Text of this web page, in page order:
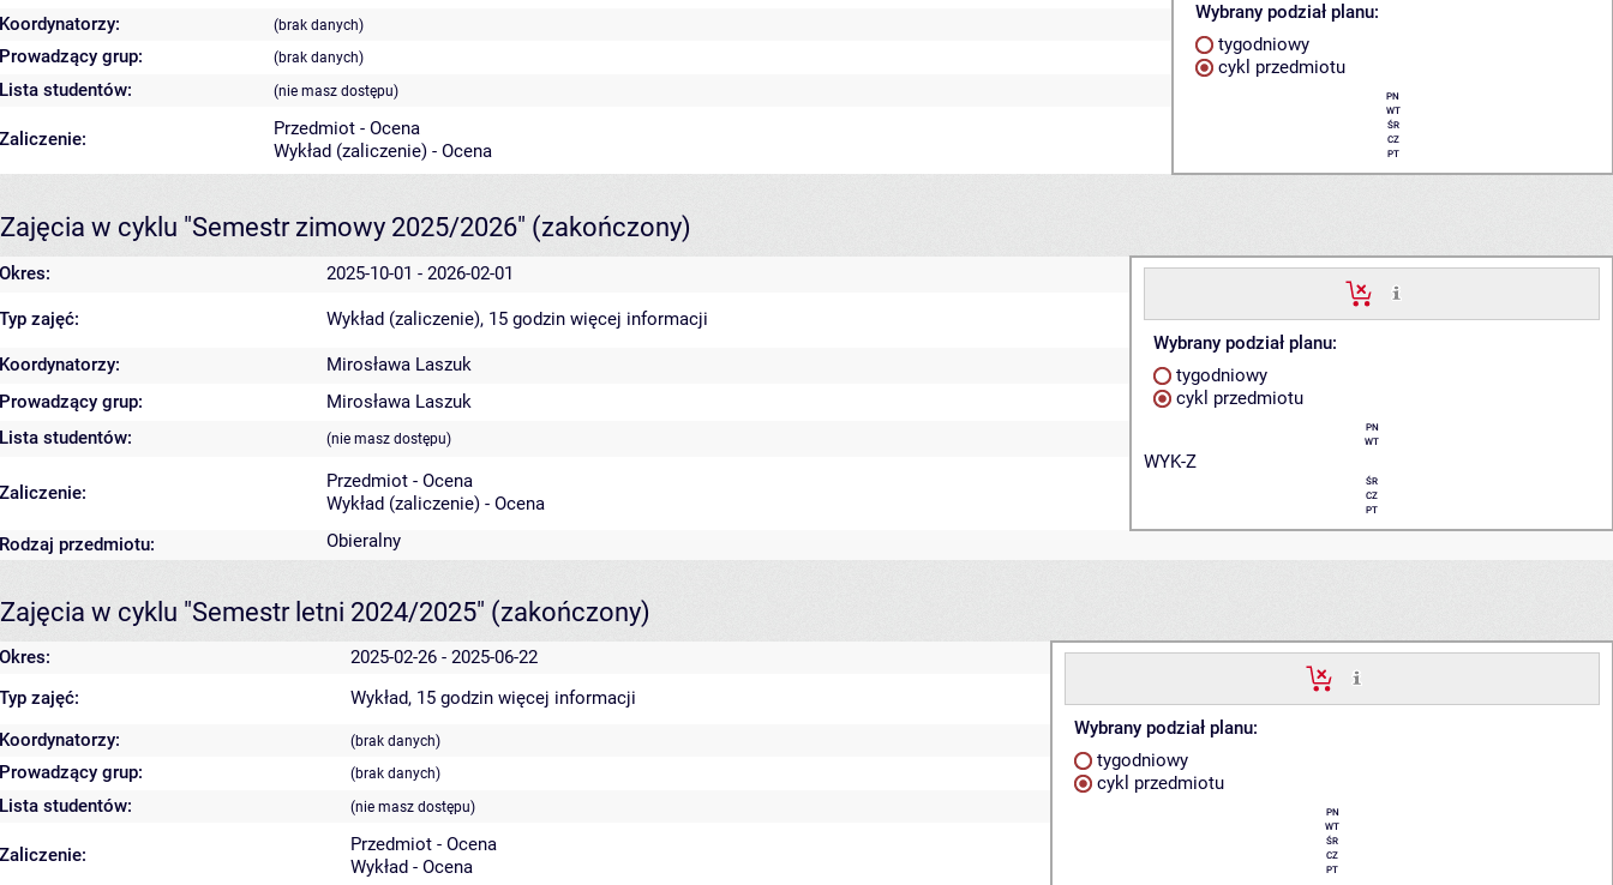
Wybrany podział planu:
tygodniowy
cykl przedmiotu
PN
WT
ŚR
CZ
PT
Koordynatorzy:
(brak danych)
Prowadzący grup: (brak danych)
Lista studentów: (nie masz dostępu)
Zaliczenie:
Przedmiot - Ocena
Wykład (zaliczenie) - Ocena
Zajęcia w cyklu "Semestr zimowy 2025/2026" (zakończony)
Okres: 2025-10-01 - 2026-02-01
Wybrany podział planu:
tygodniowy
cykl przedmiotu
PN
WT
WYK-Z
ŚR
CZ
PT
Typ zajęć: Wykład (zaliczenie), 15 godzin więcej informacji
Koordynatorzy:
Mirosława Laszuk
Prowadzący grup:
Mirosława Laszuk
Lista studentów:
(nie masz dostępu)
Zaliczenie:
Przedmiot - Ocena
Wykład (zaliczenie) - Ocena
Rodzaj przedmiotu:
Obieralny
Zajęcia w cyklu "Semestr letni 2024/2025" (zakończony)
Okres: 2025-02-26 - 2025-06-22
Wybrany podział planu:
tygodniowy
cykl przedmiotu
PN
WT
ŚR
CZ
PT
Typ zajęć: Wykład, 15 godzin więcej informacji
Koordynatorzy:
(brak danych)
Prowadzący grup: (brak danych)
Lista studentów: (nie masz dostępu)
Zaliczenie:
Przedmiot - Ocena
Wykład - Ocena